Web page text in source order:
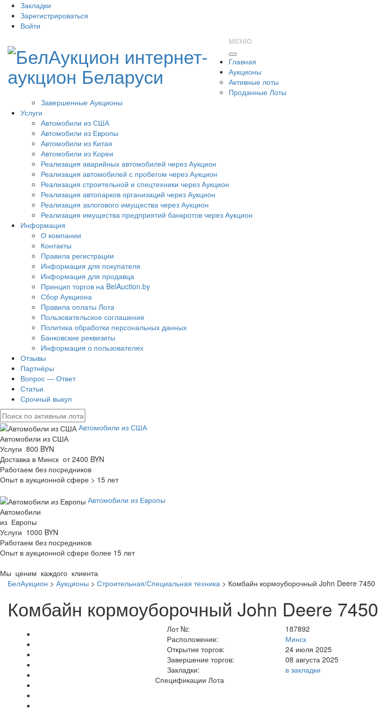
Закладки
Зарегистрироваться
Войти
МЕНЮ
Главная
Аукционы
Активные лоты
Проданные Лоты
Завершенные Аукционы
Услуги
Автомобили из США
Автомобили из Европы
Автомобили из Китая
Автомобили из Кореи
Реализация аварийных автомобилей через Аукцион
Реализация автомобилей с пробегом через Аукцион
Реализация строительной и спецтехники через Аукцион
Реализация автопарков организаций через Аукцион
Реализация залогового имущества через Аукцион
Реализация имущества предприятий банкротов через Аукцион
Информация
О компании
Контакты
Правила регистрации
Информация для покупателя
Информация для продавца
Принцип торгов на BelAuction.by
Сбор Аукциона
Правила оплаты Лота
Пользовательское соглашение
Политика обработки персональных данных
Банковские реквизиты
Информация о пользователях
Отзывы
Партнёры
Вопрос — Ответ
Статьи
Срочный выкуп
Автомобили из США
Автомобили из США
Услуги 800 BYN
Доставка в Минск от 2400 BYN
Работаем без посредников
Опыт в аукционной сфере > 15 лет
Автомобили из Европы
Автомобили
из Европы
Услуги 1000 BYN
Работаем без посредников
Опыт в аукционной сфере более 15 лет
Мы ценим каждого клиента
БелАукцион > Аукционы > Строительная/Специальная техника > Комбайн кормоуборочный John Deere 7450
Комбайн кормоуборочный John Deere 7450
Лот №:
187892
Расположение:
Минск
Открытие торгов:
24 июля 2025
Завершение торгов:
08 августа 2025
Закладки:
в закладки
Спецификации Лота